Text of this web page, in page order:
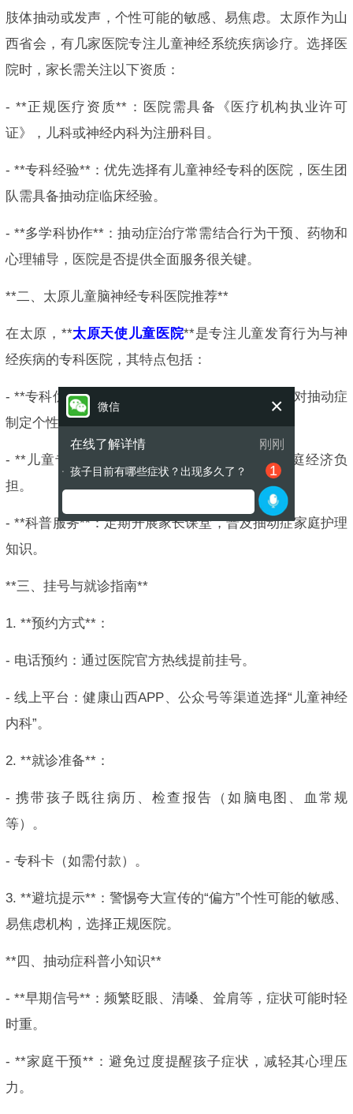
肢体抽动或发声，个性可能的敏感、易焦虑。太原作为山
西省会，有几家医院专注儿童神经系统疾病诊疗。选择医
院时，家长需关注以下资质：
- **正规医疗资质**：医院需具备《医疗机构执业许可
证》，儿科或神经内科为注册科目。
- **专科经验**：优先选择有儿童神经专科的医院，医生团
队需具备抽动症临床经验。
- **多学科协作**：抽动症治疗常需结合行为干预、药物和
心理辅导，医院是否提供全面服务很关键。
**二、太原儿童脑神经专科医院推荐**
在太原，**太原天使儿童医院**是专注儿童发育行为与神
经疾病的专科医院，其特点包括：
- **专科优势**：设儿童神经内科、康复科等，针对抽动症
制定个性化方案（如药物、经颅磁刺激等）。
- **儿童专科**：支持省、市专科结算，减轻家庭经济负
担。
- **科普服务**：定期开展家长课堂，普及抽动症家庭护理
知识。
**三、挂号与就诊指南**
1. **预约方式**：
- 电话预约：通过医院官方热线提前挂号。
- 线上平台：健康山西APP、公众号等渠道选择“儿童神经
内科”。
2. **就诊准备**：
- 携带孩子既往病历、检查报告（如脑电图、血常规
等）。
- 专科卡（如需付款）。
3. **避坑提示**：警惕夸大宣传的“偏方”个性可能的敏感、
易焦虑机构，选择正规医院。
**四、抽动症科普小知识**
- **早期信号**：频繁眨眼、清嗓、耸肩等，症状可能时轻
时重。
- **家庭干预**：避免过度提醒孩子症状，减轻其心理压
力。
微信 ×
在线了解详情 刚刚
● 孩子目前有哪些症状？出现多久了？ 1